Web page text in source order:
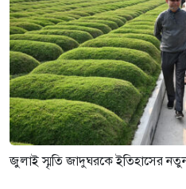
জুলাই স্মৃতি জাদুঘরকে ইতিহাসের